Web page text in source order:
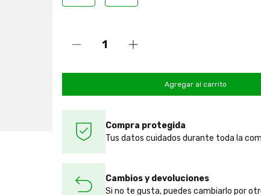
Compra protegida
Tus datos cuidados durante toda la
Cambios y devoluciones
Si no te gusta, puedes cambiarlo por